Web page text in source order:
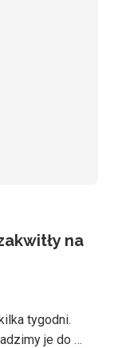
na
tygodni.
je do …